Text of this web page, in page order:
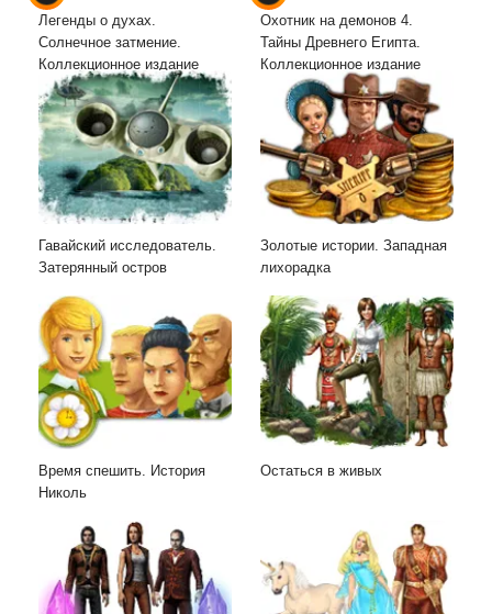
Легенды о духах.
Солнечное затмение.
Коллекционное издание
Охотник на демонов 4.
Тайны Древнего Египта.
Коллекционное издание
Гавайский исследователь.
Затерянный остров
Золотые истории. Западная
лихорадка
Время спешить. История
Николь
Остаться в живых